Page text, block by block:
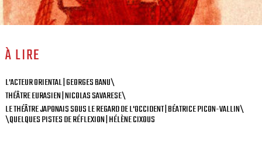
À LIRE
L'ACTEUR ORIENTAL | GEORGES BANU\
THÉÂTRE EURASIEN | NICOLAS SAVARESE\
LE THÉÂTRE JAPONAIS SOUS LE REGARD DE L'OCCIDENT | BÉATRICE PICON-VALLIN\
\QUELQUES PISTES DE RÉFLEXION | HÉLÈNE CIXOUS